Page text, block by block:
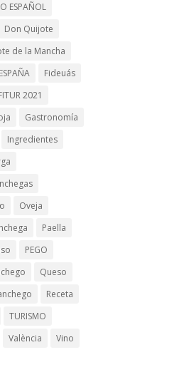
ESPAÑOL
Don Quijote
de la Mancha
ESPAÑA
Fideuás
2021
Gastronomía
Ingredientes
Oveja
Paella
PEGO
Queso
Receta
TURISMO
València Vino